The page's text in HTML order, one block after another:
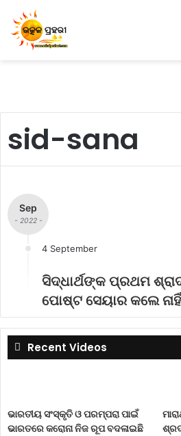
sid-sana
Sep
- 2022 -
4 September
ସିଦ୍ଧାର୍ଥଙ୍କ ପ୍ରଥମ
ପୋଷ୍ଟ ସେୟାର କଲେ
Recent Videos
ଭାରତୀୟ ସଂସ୍କୃତି ଓ ପରମ୍ପରା ପାଇଁ
ଭାରତରେ କରୋନା ନିଜ ରୂପ ବଦଳାଇଛି